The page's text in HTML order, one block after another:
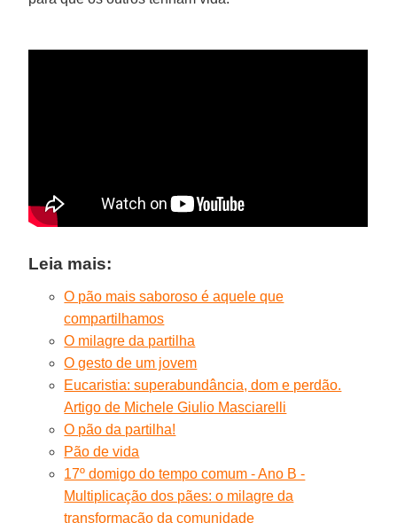
Leia mais:
O pão mais saboroso é aquele que
compartilhamos
O milagre da partilha
O gesto de um jovem
Eucaristia: superabundância, dom e perdão.
Artigo de Michele Giulio Masciarelli
O pão da partilha!
Pão de vida
17º domigo do tempo comum - Ano B -
Multiplicação dos pães: o milagre da
transformação da comunidade